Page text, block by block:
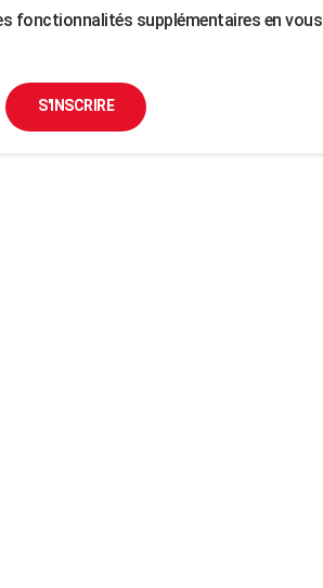
fonctionnalités supplémentaires en vous
S'INSCRIRE